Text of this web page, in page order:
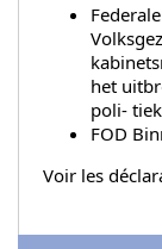
het
poli-
FOD
Voir les